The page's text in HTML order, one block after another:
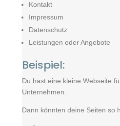
Kontakt
Impressum
Datenschutz
Leistungen oder Angebote
Beispiel:
Du hast eine kleine Webseite
Unternehmen.
Dann könnten deine Seiten so